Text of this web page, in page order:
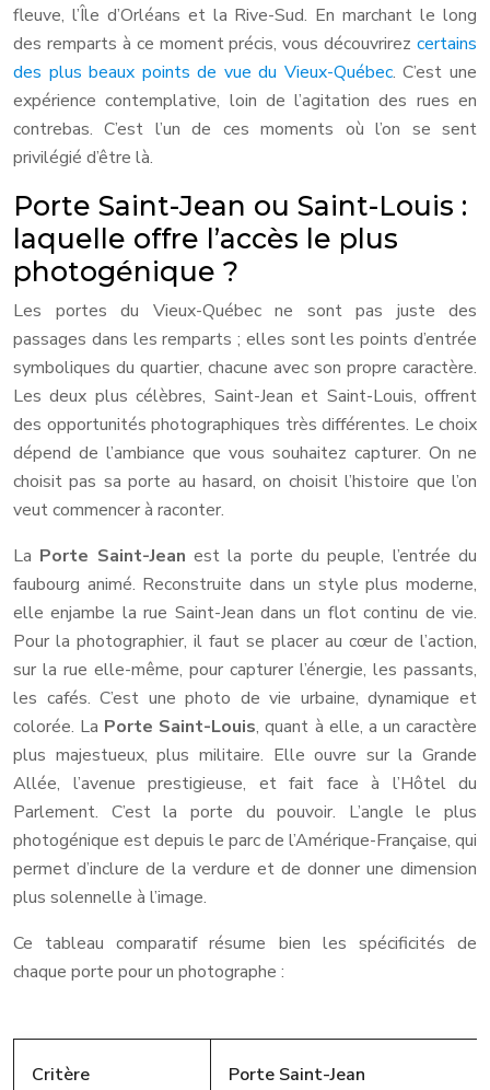
fleuve, l’Île d’Orléans et la Rive-Sud. En marchant le long
des remparts à ce moment précis, vous découvrirez certains
des plus beaux points de vue du Vieux-Québec. C’est une
expérience contemplative, loin de l’agitation des rues en
contrebas. C’est l’un de ces moments où l’on se sent
privilégié d’être là.
Porte Saint-Jean ou Saint-Louis :
laquelle offre l’accès le plus
photogénique ?
Les portes du Vieux-Québec ne sont pas juste des
passages dans les remparts ; elles sont les points d’entrée
symboliques du quartier, chacune avec son propre caractère.
Les deux plus célèbres, Saint-Jean et Saint-Louis, offrent
des opportunités photographiques très différentes. Le choix
dépend de l’ambiance que vous souhaitez capturer. On ne
choisit pas sa porte au hasard, on choisit l’histoire que l’on
veut commencer à raconter.
La Porte Saint-Jean est la porte du peuple, l’entrée du
faubourg animé. Reconstruite dans un style plus moderne,
elle enjambe la rue Saint-Jean dans un flot continu de vie.
Pour la photographier, il faut se placer au cœur de l’action,
sur la rue elle-même, pour capturer l’énergie, les passants,
les cafés. C’est une photo de vie urbaine, dynamique et
colorée. La Porte Saint-Louis, quant à elle, a un caractère
plus majestueux, plus militaire. Elle ouvre sur la Grande
Allée, l’avenue prestigieuse, et fait face à l’Hôtel du
Parlement. C’est la porte du pouvoir. L’angle le plus
photogénique est depuis le parc de l’Amérique-Française, qui
permet d’inclure de la verdure et de donner une dimension
plus solennelle à l’image.
Ce tableau comparatif résume bien les spécificités de
chaque porte pour un photographe :
Critère Porte Saint-Jean